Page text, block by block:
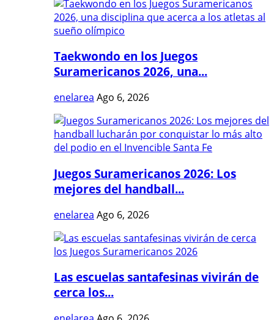
Taekwondo en los Juegos
Suramericanos 2026, una...
enelarea Ago 6, 2026
Juegos Suramericanos 2026: Los
mejores del handball...
enelarea Ago 6, 2026
Las escuelas santafesinas vivirán de
cerca los...